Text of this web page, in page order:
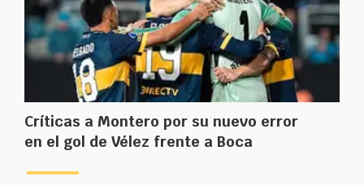
Críticas a Montero por su nuevo error
en el gol de Vélez frente a Boca